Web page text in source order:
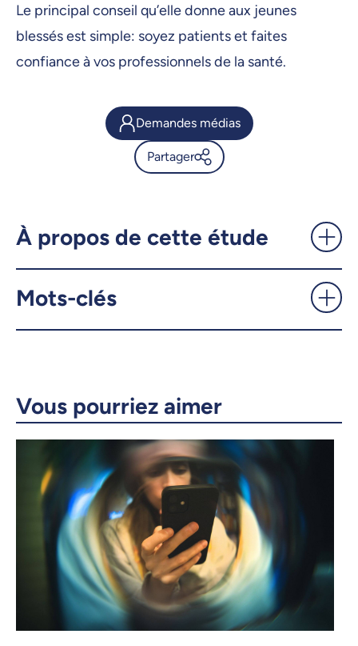
Le principal conseil qu’elle donne aux jeunes
blessés est simple: soyez patients et faites
confiance à vos professionnels de la santé.
Demandes médias
Partager
UdeMnouvelles
Facebook
À propos de cette étude
Mots-clés
Vous pourriez aimer